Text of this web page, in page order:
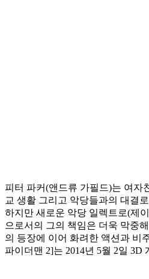
피터 파커(앤드류 가필드)는 여자
교 생활 그리고 악당들과의 대결
하지만 새로운 악당 일렉트로(제
으로서의 그의 책임은 더욱 막중
의 등장에 이어 화려한 액션과 비
파이더맨 2]는 2014년 5월 2일 3D